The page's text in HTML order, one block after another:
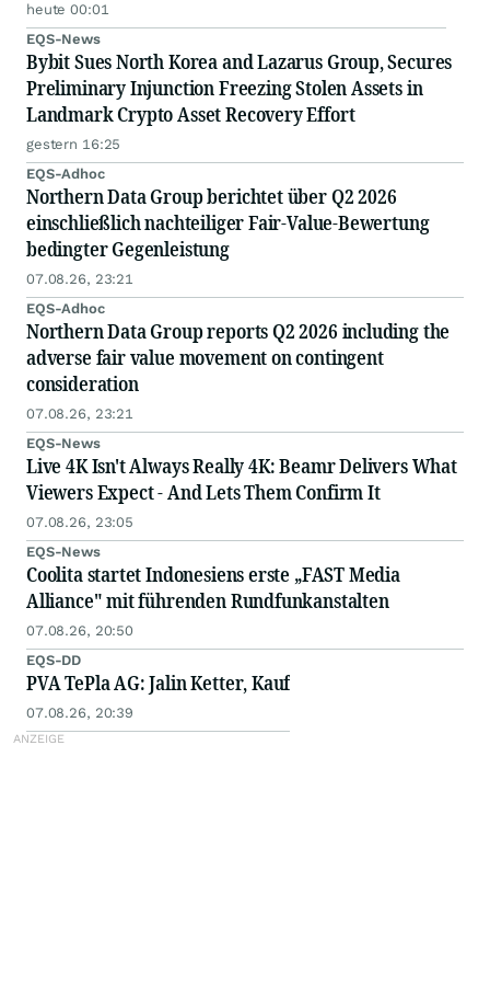
heute 00:01
EQS-News
Bybit Sues North Korea and Lazarus Group, Secures
Preliminary Injunction Freezing Stolen Assets in
Landmark Crypto Asset Recovery Effort
gestern 16:25
EQS-Adhoc
Northern Data Group berichtet über Q2 2026
einschließlich nachteiliger Fair-Value-Bewertung
bedingter Gegenleistung
07.08.26, 23:21
EQS-Adhoc
Northern Data Group reports Q2 2026 including the
adverse fair value movement on contingent
consideration
07.08.26, 23:21
EQS-News
Live 4K Isn't Always Really 4K: Beamr Delivers What
Viewers Expect - And Lets Them Confirm It
07.08.26, 23:05
EQS-News
Coolita startet Indonesiens erste „FAST Media
Alliance" mit führenden Rundfunkanstalten
07.08.26, 20:50
EQS-DD
PVA TePla AG: Jalin Ketter, Kauf
07.08.26, 20:39